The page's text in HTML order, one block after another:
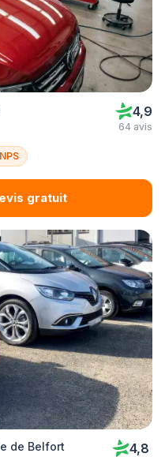
4,9
64 avis
gratuit
de Belfort 4,8